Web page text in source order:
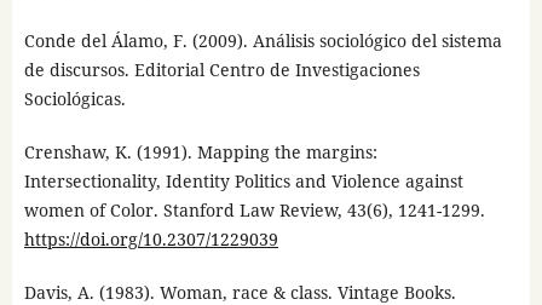
Conde del Álamo, F. (2009). Análisis sociológico del sistema
de discursos. Editorial Centro de Investigaciones
Sociológicas.
Crenshaw, K. (1991). Mapping the margins:
Intersectionality, Identity Politics and Violence against
women of Color. Stanford Law Review, 43(6), 1241-1299.
https://doi.org/10.2307/1229039
Davis, A. (1983). Woman, race & class. Vintage Books.